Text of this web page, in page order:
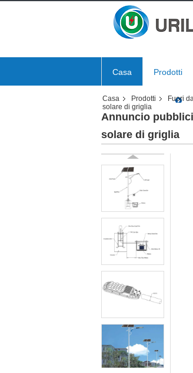
Casa Prodotti
Casa Prodotti Fuori
solare di griglia
Annuncio
solare di griglia